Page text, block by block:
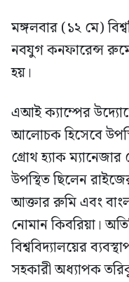
মঙ্গলবার (১২ মে)
নবযুগ কনফারেন্স
হয়।
এআই ক্যাম্পের
আলোচক হিসেবে
গ্রোথ হ্যাক
উপস্থিত ছিলেন
আক্তার রুমি এবং
নোমান কিবরিয়া।
বিশ্ববিদ্যালয়ের
সহকারী অধ্যাপক